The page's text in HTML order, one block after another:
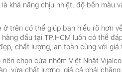
khả năng chịu nhiệt, độ bền
trên có thể giúp bạn hiểu rõ hơn
đầu tại TP.HCM luôn có thể
chất lượng, an toàn cùng với giá
chọn cửa nhôm Việt Nhật
vừa chất lượng, giá cả phải